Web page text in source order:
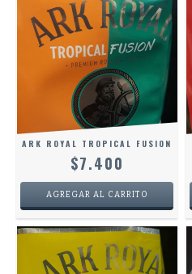
ARK ROYAL TROPICAL FUSION
$7.400